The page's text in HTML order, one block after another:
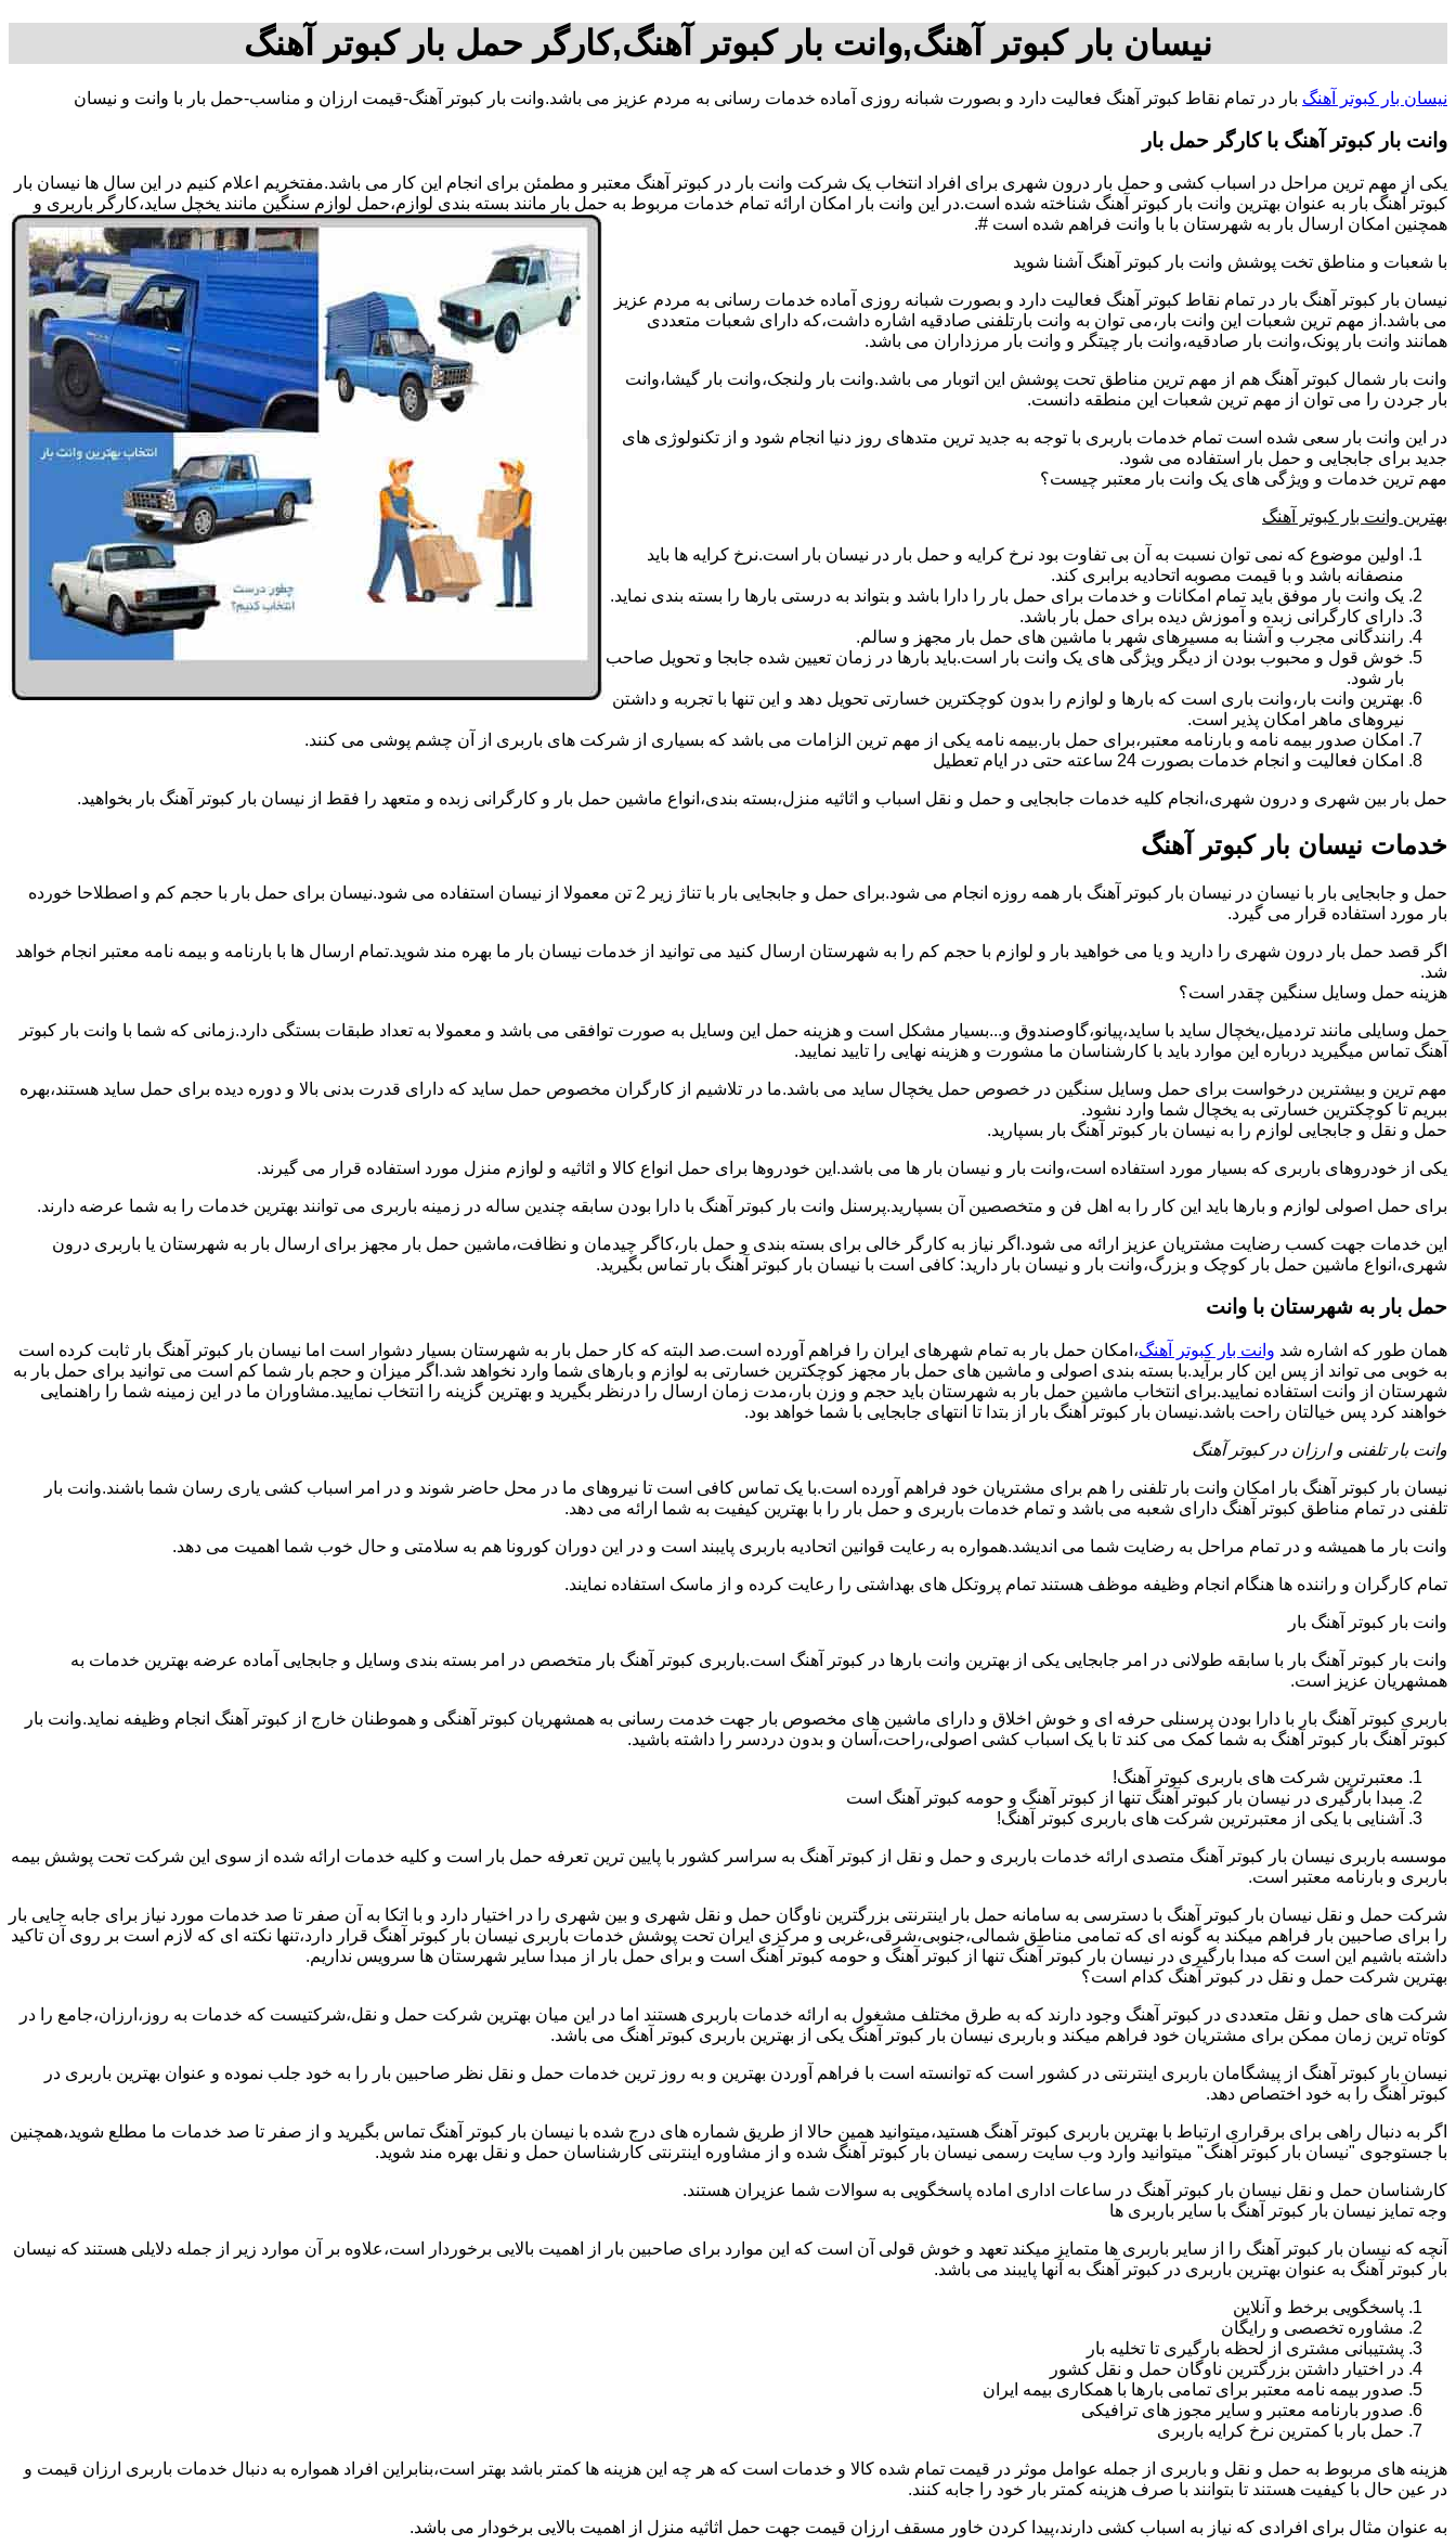
نیسان بار کبوتر آهنگ,وانت بار کبوتر آهنگ,کارگر حمل بار کبوتر آهنگ
نیسان بار کبوتر آهنگ بار در تمام نقاط کبوتر آهنگ فعالیت دارد و بصورت شبانه روزی آماده خدمات رسانی به مردم عزیز می باشد.وانت بار کبوتر آهنگ-قیمت ارزان و مناسب-حمل بار با وانت و نیسان
وانت بار کبوتر آهنگ با کارگر حمل بار
یکی از مهم ترین مراحل در اسباب کشی و حمل بار درون شهری برای افراد انتخاب یک شرکت وانت بار در کبوتر آهنگ معتبر و مطمئن برای انجام این کار می باشد.مفتخریم اعلام کنیم در این سال ها نیسان بار
کبوتر آهنگ بار به عنوان بهترین وانت بار کبوتر آهنگ شناخته شده است.در این وانت بار امکان ارائه تمام خدمات مربوط به حمل بار مانند بسته بندی لوازم،حمل لوازم سنگین مانند یخچل ساید،کارگر باربری و
همچنین امکان ارسال بار به شهرستان با با وانت فراهم شده است #.
با شعبات و مناطق تخت پوشش وانت بار کبوتر آهنگ آشنا شوید
نیسان بار کبوتر آهنگ بار در تمام نقاط کبوتر آهنگ فعالیت دارد و بصورت شبانه روزی آماده خدمات رسانی به مردم عزیز
می باشد.از مهم ترین شعبات این وانت بار،می توان به وانت بارتلفنی صادقیه اشاره داشت،که دارای شعبات متعددی
همانند وانت بار پونک،وانت بار صادقیه،وانت بار چیتگر و وانت بار مرزداران می باشد.
وانت بار شمال کبوتر آهنگ هم از مهم ترین مناطق تحت پوشش این اتوبار می باشد.وانت بار ولنجک،وانت بار گیشا،وانت
بار جردن را می توان از مهم ترین شعبات این منطقه دانست.
در این وانت بار سعی شده است تمام خدمات باربری با توجه به جدید ترین متدهای روز دنیا انجام شود و از تکنولوژی های
جدید برای جابجایی و حمل بار استفاده می شود.
مهم ترین خدمات و ویژگی های یک وانت بار معتبر چیست؟
بهترین وانت بار کبوتر آهنگ
اولین موضوع که نمی توان نسبت به آن بی تفاوت بود نرخ کرایه و حمل بار در نیسان بار است.نرخ کرایه ها باید
منصفانه باشد و با قیمت مصوبه اتحادیه برابری کند.
یک وانت بار موفق باید تمام امکانات و خدمات برای حمل بار را دارا باشد و بتواند به درستی بارها را بسته بندی نماید.
دارای کارگرانی زبده و آموزش دیده برای حمل بار باشد.
رانندگانی مجرب و آشنا به مسیرهای شهر با ماشین های حمل بار مجهز و سالم.
خوش قول و محبوب بودن از دیگر ویژگی های یک وانت بار است.باید بارها در زمان تعیین شده جابجا و تحویل صاحب
بار شود.
بهترین وانت بار،وانت باری است که بارها و لوازم را بدون کوچکترین خسارتی تحویل دهد و این تنها با تجربه و داشتن
نیروهای ماهر امکان پذیر است.
امکان صدور بیمه نامه و بارنامه معتبر،برای حمل بار.بیمه نامه یکی از مهم ترین الزامات می باشد که بسیاری از شرکت های باربری از آن چشم پوشی می کنند.
امکان فعالیت و انجام خدمات بصورت 24 ساعته حتی در ایام تعطیل
حمل بار بین شهری و درون شهری،انجام کلیه خدمات جابجایی و حمل و نقل اسباب و اثاثیه منزل،بسته بندی،انواع ماشین حمل بار و کارگرانی زبده و متعهد را فقط از نیسان بار کبوتر آهنگ بار بخواهید.
خدمات نیسان بار کبوتر آهنگ
حمل و جابجایی بار با نیسان در نیسان بار کبوتر آهنگ بار همه روزه انجام می شود.برای حمل و جابجایی بار با تناژ زیر 2 تن معمولا از نیسان استفاده می شود.نیسان برای حمل بار با حجم کم و اصطلاحا خورده
بار مورد استفاده قرار می گیرد.
اگر قصد حمل بار درون شهری را دارید و یا می خواهید بار و لوازم با حجم کم را به شهرستان ارسال کنید می توانید از خدمات نیسان بار ما بهره مند شوید.تمام ارسال ها با بارنامه و بیمه نامه معتبر انجام خواهد
شد.
هزینه حمل وسایل سنگین چقدر است؟
حمل وسایلی مانند تردمیل،یخچال ساید با ساید،پیانو،گاوصندوق و...بسیار مشکل است و هزینه حمل این وسایل به صورت توافقی می باشد و معمولا به تعداد طبقات بستگی دارد.زمانی که شما با وانت بار کبوتر
آهنگ تماس میگیرید درباره این موارد باید با کارشناسان ما مشورت و هزینه نهایی را تایید نمایید.
مهم ترین و بیشترین درخواست برای حمل وسایل سنگین در خصوص حمل یخچال ساید می باشد.ما در تلاشیم از کارگران مخصوص حمل ساید که دارای قدرت بدنی بالا و دوره دیده برای حمل ساید هستند،بهره
ببریم تا کوچکترین خسارتی به یخچال شما وارد نشود.
حمل و نقل و جابجایی لوازم را به نیسان بار کبوتر آهنگ بار بسپارید.
یکی از خودروهای باربری که بسیار مورد استفاده است،وانت بار و نیسان بار ها می باشد.این خودروها برای حمل انواع کالا و اثاثیه و لوازم منزل مورد استفاده قرار می گیرند.
برای حمل اصولی لوازم و بارها باید این کار را به اهل فن و متخصصین آن بسپارید.پرسنل وانت بار کبوتر آهنگ با دارا بودن سابقه چندین ساله در زمینه باربری می توانند بهترین خدمات را به شما عرضه دارند.
این خدمات جهت کسب رضایت مشتریان عزیز ارائه می شود.اگر نیاز به کارگر خالی برای بسته بندی و حمل بار،کاگر چیدمان و نظافت،ماشین حمل بار مجهز برای ارسال بار به شهرستان یا باربری درون
شهری،انواع ماشین حمل بار کوچک و بزرگ،وانت بار و نیسان بار دارید: کافی است با نیسان بار کبوتر آهنگ بار تماس بگیرید.
حمل بار به شهرستان با وانت
همان طور که اشاره شد وانت بار کبوتر آهنگ،امکان حمل بار به تمام شهرهای ایران را فراهم آورده است.صد البته که کار حمل بار به شهرستان بسیار دشوار است اما نیسان بار کبوتر آهنگ بار ثابت کرده است
به خوبی می تواند از پس این کار برآید.با بسته بندی اصولی و ماشین های حمل بار مجهز کوچکترین خسارتی به لوازم و بارهای شما وارد نخواهد شد.اگر میزان و حجم بار شما کم است می توانید برای حمل بار به
شهرستان از وانت استفاده نمایید.برای انتخاب ماشین حمل بار به شهرستان باید حجم و وزن بار،مدت زمان ارسال را درنظر بگیرید و بهترین گزینه را انتخاب نمایید.مشاوران ما در این زمینه شما را راهنمایی
خواهند کرد پس خیالتان راحت باشد.نیسان بار کبوتر آهنگ بار از بتدا تا انتهای جابجایی با شما خواهد بود.
وانت بار تلفنی و ارزان در کبوتر آهنگ
نیسان بار کبوتر آهنگ بار امکان وانت بار تلفنی را هم برای مشتریان خود فراهم آورده است.با یک تماس کافی است تا نیروهای ما در محل حاضر شوند و در امر اسباب کشی یاری رسان شما باشند.وانت بار
تلفنی در تمام مناطق کبوتر آهنگ دارای شعبه می باشد و تمام خدمات باربری و حمل بار را با بهترین کیفیت به شما ارائه می دهد.
وانت بار ما همیشه و در تمام مراحل به رضایت شما می اندیشد.همواره به رعایت قوانین اتحادیه باربری پایبند است و در این دوران کورونا هم به سلامتی و حال خوب شما اهمیت می دهد.
تمام کارگران و راننده ها هنگام انجام وظیفه موظف هستند تمام پروتکل های بهداشتی را رعایت کرده و از ماسک استفاده نمایند.
وانت بار کبوتر آهنگ بار
وانت بار کبوتر آهنگ بار با سابقه طولانی در امر جابجایی یکی از بهترین وانت بارها در کبوتر آهنگ است.باربری کبوتر آهنگ بار متخصص در امر بسته بندی وسایل و جابجایی آماده عرضه بهترین خدمات به
همشهریان عزیز است.
باربری کبوتر آهنگ بار با دارا بودن پرسنلی حرفه ای و خوش اخلاق و دارای ماشین های مخصوص بار جهت خدمت رسانی به همشهریان کبوتر آهنگی و هموطنان خارج از کبوتر آهنگ انجام وظیفه نماید.وانت بار
کبوتر آهنگ بار کبوتر آهنگ به شما کمک می کند تا با یک اسباب کشی اصولی،راحت،آسان و بدون دردسر را داشته باشید.
معتبرترین شرکت های باربری کبوتر آهنگ!
مبدا بارگیری در نیسان بار کبوتر آهنگ تنها از کبوتر آهنگ و حومه کبوتر آهنگ است
آشنایی با یکی از معتبرترین شرکت های باربری کبوتر آهنگ!
موسسه باربری نیسان بار کبوتر آهنگ متصدی ارائه خدمات باربری و حمل و نقل از کبوتر آهنگ به سراسر کشور با پایین ترین تعرفه حمل بار است و کلیه خدمات ارائه شده از سوی این شرکت تحت پوشش بیمه
باربری و بارنامه معتبر است.
شرکت حمل و نقل نیسان بار کبوتر آهنگ با دسترسی به سامانه حمل بار اینترنتی بزرگترین ناوگان حمل و نقل شهری و بین شهری را در اختیار دارد و با اتکا به آن صفر تا صد خدمات مورد نیاز برای جابه جایی بار
را برای صاحبین بار فراهم میکند به گونه ای که تمامی مناطق شمالی،جنوبی،شرقی،غربی و مرکزی ایران تحت پوشش خدمات باربری نیسان بار کبوتر آهنگ قرار دارد،تنها نکته ای که لازم است بر روی آن تاکید
داشته باشیم این است که مبدا بارگیری در نیسان بار کبوتر آهنگ تنها از کبوتر آهنگ و حومه کبوتر آهنگ است و برای حمل بار از مبدا سایر شهرستان ها سرویس نداریم.
بهترین شرکت حمل و نقل در کبوتر آهنگ کدام است؟
شرکت های حمل و نقل متعددی در کبوتر آهنگ وجود دارند که به طرق مختلف مشغول به ارائه خدمات باربری هستند اما در این میان بهترین شرکت حمل و نقل،شرکتیست که خدمات به روز،ارزان،جامع را در
کوتاه ترین زمان ممکن برای مشتریان خود فراهم میکند و باربری نیسان بار کبوتر آهنگ یکی از بهترین باربری کبوتر آهنگ می باشد.
نیسان بار کبوتر آهنگ از پیشگامان باربری اینترنتی در کشور است که توانسته است با فراهم آوردن بهترین و به روز ترین خدمات حمل و نقل نظر صاحبین بار را به خود جلب نموده و عنوان بهترین باربری در
کبوتر آهنگ را به خود اختصاص دهد.
اگر به دنبال راهی برای برقراری ارتباط با بهترین باربری کبوتر آهنگ هستید،میتوانید همین حالا از طریق شماره های درج شده با نیسان بار کبوتر آهنگ تماس بگیرید و از صفر تا صد خدمات ما مطلع شوید،همچنین
با جستوجوی "نیسان بار کبوتر آهنگ" میتوانید وارد وب سایت رسمی نیسان بار کبوتر آهنگ شده و از مشاوره اینترنتی کارشناسان حمل و نقل بهره مند شوید.
کارشناسان حمل و نقل نیسان بار کبوتر آهنگ در ساعات اداری اماده پاسخگویی به سوالات شما عزیران هستند.
وجه تمایز نیسان بار کبوتر آهنگ با سایر باربری ها
آنچه که نیسان بار کبوتر آهنگ را از سایر باربری ها متمایز میکند تعهد و خوش قولی آن است که این موارد برای صاحبین بار از اهمیت بالایی برخوردار است،علاوه بر آن موارد زیر از جمله دلایلی هستند که نیسان
بار کبوتر آهنگ به عنوان بهترین باربری در کبوتر آهنگ به آنها پایبند می باشد.
پاسخگویی برخط و آنلاین
مشاوره تخصصی و رایگان
پشتیبانی مشتری از لحظه بارگیری تا تخلیه بار
در اختیار داشتن بزرگترین ناوگان حمل و نقل کشور
صدور بیمه نامه معتبر برای تمامی بارها با همکاری بیمه ایران
صدور بارنامه معتبر و سایر مجوز های ترافیکی
حمل بار با کمترین نرخ کرایه باربری
هزینه های مربوط به حمل و نقل و باربری از جمله عوامل موثر در قیمت تمام شده کالا و خدمات است که هر چه این هزینه ها کمتر باشد بهتر است،بنابراین افراد همواره به دنبال خدمات باربری ارزان قیمت و
در عین حال با کیفیت هستند تا بتوانند با صرف هزینه کمتر بار خود را جابه کنند.
به عنوان مثال برای افرادی که نیاز به اسباب کشی دارند،پیدا کردن خاور مسقف ارزان قیمت جهت حمل اثاثیه منزل از اهمیت بالایی برخودار می باشد.